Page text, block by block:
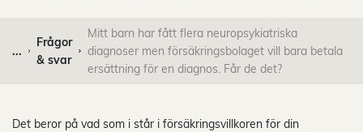
...
Frågor
& svar
Mitt barn har fått flera neuropsykiatriska
diagnoser men försäkringsbolaget vill bara betala
ersättning för en diagnos. Får de det?
Det beror på vad som i står i försäkringsvillkoren för din